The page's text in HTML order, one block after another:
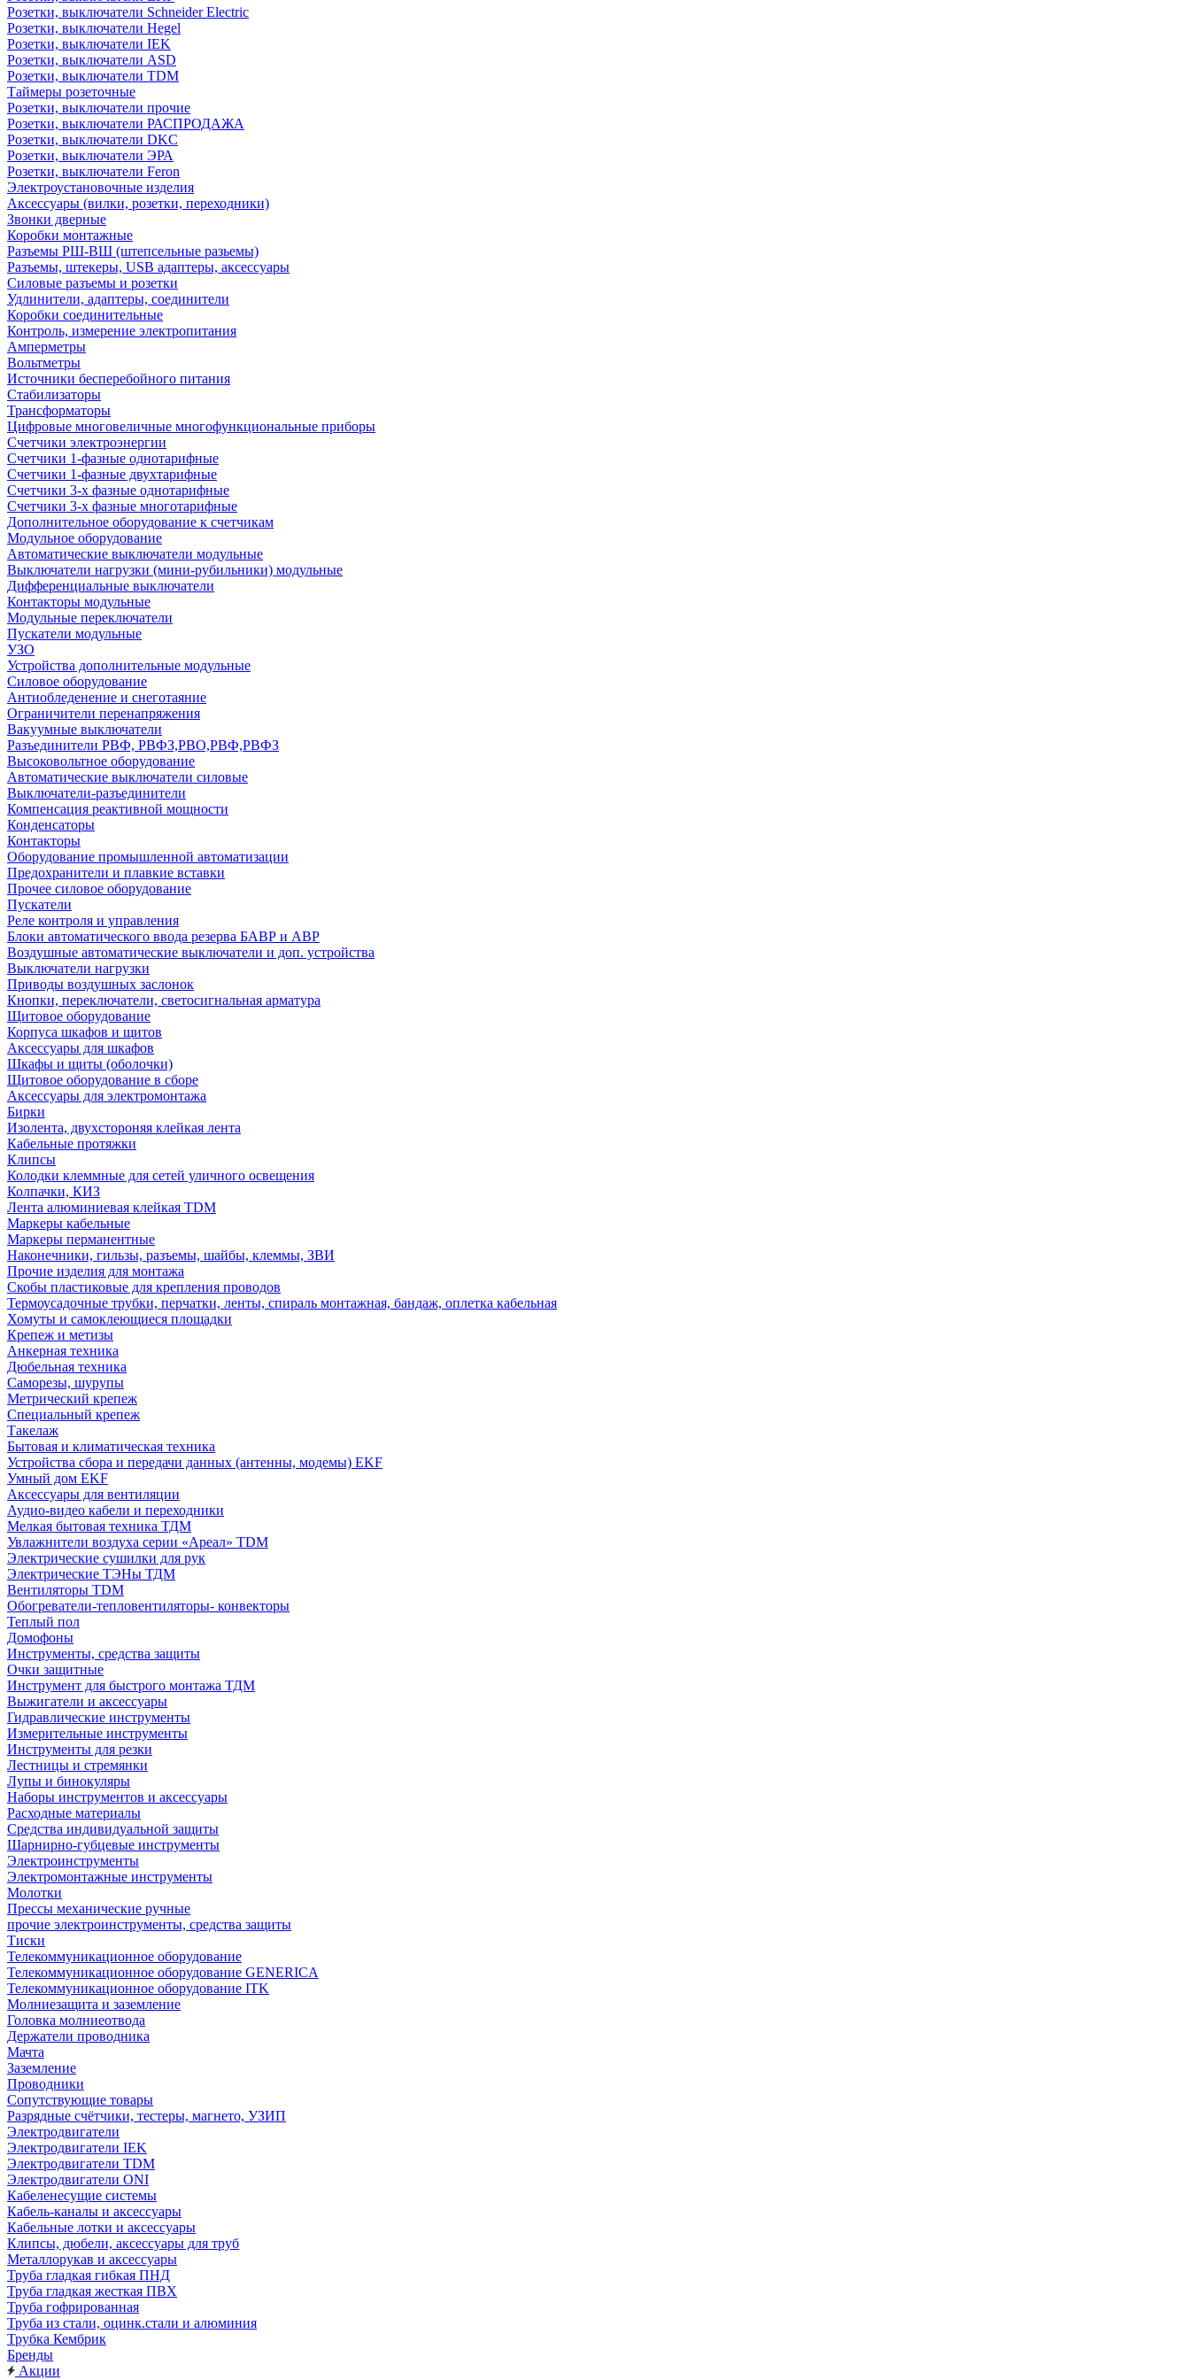
Розетки, выключатели Schneider Electric
Розетки, выключатели Hegel
Розетки, выключатели IEK
Розетки, выключатели ASD
Розетки, выключатели TDM
Таймеры розеточные
Розетки, выключатели прочие
Розетки, выключатели РАСПРОДАЖА
Розетки, выключатели DKC
Розетки, выключатели ЭРА
Розетки, выключатели Feron
Электроустановочные изделия
Аксессуары (вилки, розетки, переходники)
Звонки дверные
Коробки монтажные
Разъемы РШ-ВШ (штепсельные разьемы)
Разъемы, штекеры, USB адаптеры, аксессуары
Силовые разъемы и розетки
Удлинители, адаптеры, соединители
Коробки соединительные
Контроль, измерение электропитания
Амперметры
Вольтметры
Источники бесперебойного питания
Стабилизаторы
Трансформаторы
Цифровые многовеличные многофункциональные приборы
Счетчики электроэнергии
Счетчики 1-фазные однотарифные
Счетчики 1-фазные двухтарифные
Счетчики 3-х фазные однотарифные
Счетчики 3-х фазные многотарифные
Дополнительное оборудование к счетчикам
Модульное оборудование
Автоматические выключатели модульные
Выключатели нагрузки (мини-рубильники) модульные
Дифференциальные выключатели
Контакторы модульные
Модульные переключатели
Пускатели модульные
УЗО
Устройства дополнительные модульные
Силовое оборудование
Антиобледенение и снеготаяние
Ограничители перенапряжения
Вакуумные выключатели
Разъединители РВФ, РВФЗ,РВО,РВФ,РВФЗ
Высоковольтное оборудование
Автоматические выключатели cиловые
Выключатели-разъединители
Компенсация реактивной мощности
Конденсаторы
Контакторы
Оборудование промышленной автоматизации
Предохранители и плавкие вставки
Прочее силовое оборудование
Пускатели
Реле контроля и управления
Блоки автоматического ввода резерва БАВР и АВР
Воздушные автоматические выключатели и доп. устройства
Выключатели нагрузки
Приводы воздушных заслонок
Кнопки, переключатели, светосигнальная арматура
Щитовое оборудование
Корпуса шкафов и щитов
Аксессуары для шкафов
Шкафы и щиты (оболочки)
Щитовое оборудование в сборе
Аксессуары для электромонтажа
Бирки
Изолента, двухстороняя клейкая лента
Кабельные протяжки
Клипсы
Колодки клеммные для сетей уличного освещения
Колпачки, КИЗ
Лента алюминиевая клейкая TDM
Маркеры кабельные
Маркеры перманентные
Наконечники, гильзы, разъемы, шайбы, клеммы, ЗВИ
Прочие изделия для монтажа
Скобы пластиковые для крепления проводов
Термоусадочные трубки, перчатки, ленты, спираль монтажная, бандаж, оплетка кабельная
Хомуты и самоклеющиеся площадки
Крепеж и метизы
Анкерная техника
Дюбельная техника
Саморезы, шурупы
Метрический крепеж
Специальный крепеж
Такелаж
Бытовая и климатическая техника
Устройства сбора и передачи данных (антенны, модемы) EKF
Умный дом EKF
Аксессуары для вентиляции
Аудио-видео кабели и переходники
Мелкая бытовая техника ТДМ
Увлажнители воздуха серии «Ареал» TDM
Электрические сушилки для рук
Электрические ТЭНы ТДМ
Вентиляторы TDM
Обогреватели-тепловентиляторы- конвекторы
Теплый пол
Домофоны
Инструменты, средства защиты
Очки защитные
Инструмент для быстрого монтажа ТДМ
Выжигатели и аксессуары
Гидравлические инструменты
Измерительные инструменты
Инструменты для резки
Лестницы и стремянки
Лупы и бинокуляры
Наборы инструментов и аксессуары
Расходные материалы
Средства индивидуальной защиты
Шарнирно-губцевые инструменты
Электроинструменты
Электромонтажные инструменты
Молотки
Прессы механические ручные
прочие электроинструменты, средства защиты
Тиски
Телекоммуникационное оборудование
Телекоммуникационное оборудование GENERICA
Телекоммуникационное оборудование ITK
Молниезащита и заземление
Головка молниеотвода
Держатели проводника
Мачта
Заземление
Проводники
Сопутствующие товары
Разрядные счётчики, тестеры, магнето, УЗИП
Электродвигатели
Электродвигатели IEK
Электродвигатели TDM
Электродвигатели ONI
Кабеленесущие системы
Кабель-каналы и аксессуары
Кабельные лотки и аксессуары
Клипсы, дюбели, аксессуары для труб
Металлорукав и аксессуары
Труба гладкая гибкая ПНД
Труба гладкая жесткая ПВХ
Труба гофрированная
Труба из стали, оцинк.стали и алюминия
Трубка Кембрик
Бренды
Акции